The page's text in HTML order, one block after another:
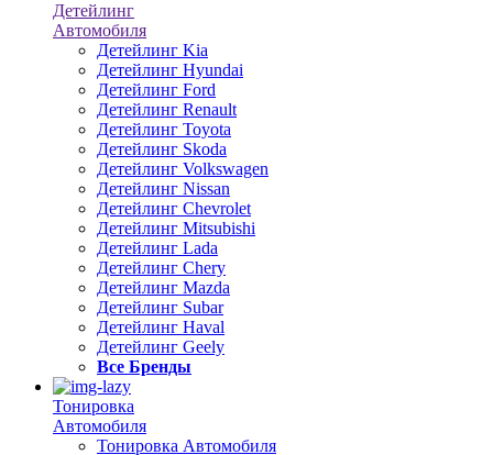
Детейлинг
Автомобиля
Детейлинг Kia
Детейлинг Hyundai
Детейлинг Ford
Детейлинг Renault
Детейлинг Toyota
Детейлинг Skoda
Детейлинг Volkswagen
Детейлинг Nissan
Детейлинг Chevrolet
Детейлинг Mitsubishi
Детейлинг Lada
Детейлинг Chery
Детейлинг Mazda
Детейлинг Subar
Детейлинг Haval
Детейлинг Geely
Все Бренды
Тонировка
Автомобиля
Тонировка Автомобиля